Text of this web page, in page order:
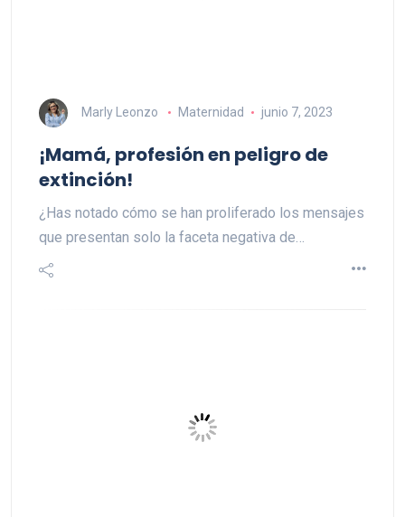
Marly Leonzo Maternidad junio 7, 2023
¡Mamá, profesión en peligro de
extinción!
¿Has notado cómo se han proliferado los mensajes
que presentan solo la faceta negativa de…